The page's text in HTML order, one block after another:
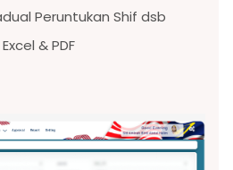
Peruntukan Shif dsb
& PDF